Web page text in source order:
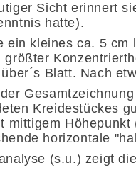
Sicht erinnert
hatte).
ein kleines ca. 5 cm
größter
Blatt. Nach
Kreidestückes
mittigem
horizontale
(s.u.) zeigt